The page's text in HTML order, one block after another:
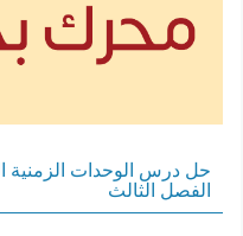
حل درس الوحدات الزمنية
الفصل الثالث